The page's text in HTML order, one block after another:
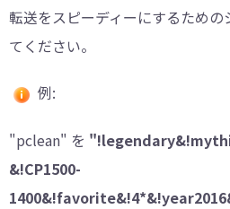
転送をスピーディーにするため
てください。
例:
"pclean" を
&!CP1500-